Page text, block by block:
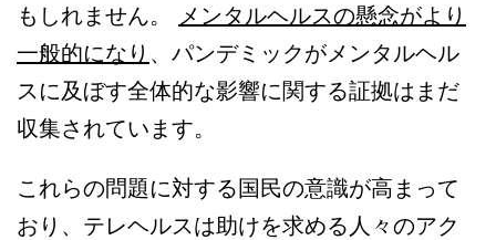
もしれません。 メンタルヘルスの懸念がより
一般的になり 、パンデミックがメンタルヘル
スに及ぼす全体的な影響に関する証拠はまだ
収集されています。
これらの問題に対する国民の意識が高まって
おり、テレヘルスは助けを求める人々のアク